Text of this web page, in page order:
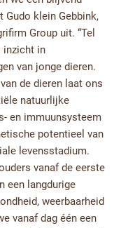
Gudo klein Gebbink,
Group uit. “Tel
inzicht in
van jonge dieren.
de dieren laat ons
natuurlijke
en immuunsysteem
potentieel van
levensstadium.
vanaf de eerste
een langdurige
weerbaarheid
vanaf dag één een